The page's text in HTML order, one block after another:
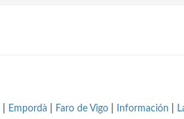
Empordà Faro de Vigo Información